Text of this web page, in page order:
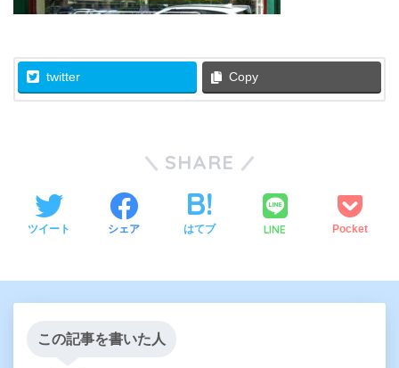
twitter Copy
SHARE
ツイート シェア はてブ LINE Pocket
この記事を書いた人